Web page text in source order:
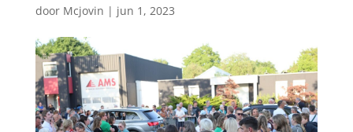
door Mcjovin | jun 1, 2023